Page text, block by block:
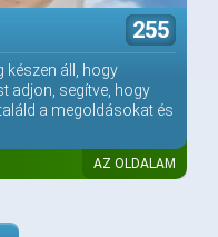
255
készen áll, hogy
adjon, segítve, hogy
a megoldásokat és
AZ OLDALAM